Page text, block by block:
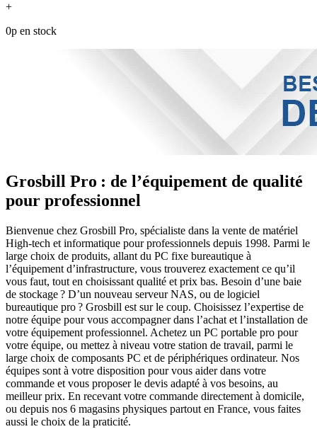
+
0p en stock
Grosbill Pro : de l’équipement de qualité
pour professionnel
Bienvenue chez Grosbill Pro, spécialiste dans la vente de matériel
High-tech et informatique pour professionnels depuis 1998. Parmi le
large choix de produits, allant du PC fixe bureautique à
l’équipement d’infrastructure, vous trouverez exactement ce qu’il
vous faut, tout en choisissant qualité et prix bas. Besoin d’une baie
de stockage ? D’un nouveau serveur NAS, ou de logiciel
bureautique pro ? Grosbill est sur le coup. Choisissez l’expertise de
notre équipe pour vous accompagner dans l’achat et l’installation de
votre équipement professionnel. Achetez un PC portable pro pour
votre équipe, ou mettez à niveau votre station de travail, parmi le
large choix de composants PC et de périphériques ordinateur. Nos
équipes sont à votre disposition pour vous aider dans votre
commande et vous proposer le devis adapté à vos besoins, au
meilleur prix. En recevant votre commande directement à domicile,
ou depuis nos 6 magasins physiques partout en France, vous faites
aussi le choix de la praticité.